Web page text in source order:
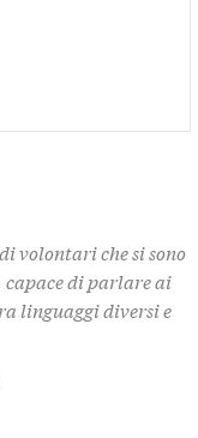
volontari che si sono
di parlare ai
linguaggi diversi e